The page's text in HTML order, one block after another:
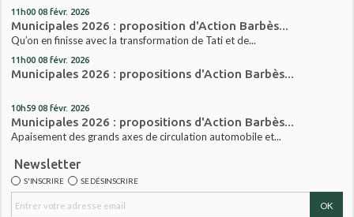
11h00 08 févr. 2026
Municipales 2026 : proposition d'Action Barbès...
Qu’on en finisse avec la transformation de Tati et de...
11h00 08 févr. 2026
Municipales 2026 : propositions d'Action Barbès...
10h59 08 févr. 2026
Municipales 2026 : propositions d'Action Barbès...
Apaisement des grands axes de circulation automobile et...
Newsletter
S'INSCRIRE SE DÉSINSCRIRE